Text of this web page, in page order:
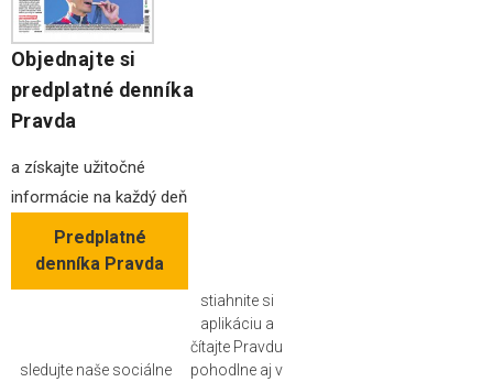
Objednajte si
predplatné denníka
Pravda
a získajte užitočné
informácie na každý deň
Predplatné
denníka Pravda
sledujte naše sociálne
stiahnite si
aplikáciu a
čítajte Pravdu
pohodlne aj v